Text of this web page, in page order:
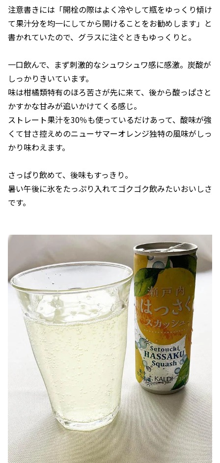
注意書きには「開栓の際はよく冷やして瓶をゆっくり傾け
て果汁分を均一にしてから開けることをお勧めします」と
書かれていたので、グラスに注ぐときもゆっくりと。
一口飲んで、まず刺激的なシュワシュワ感に感激。炭酸が
しっかりきいています。
味は柑橘類特有のほろ苦さが先に来て、後から酸っぱさと
かすかな甘みが追いかけてくる感じ。
ストレート果汁を30％も使っているだけあって、酸味が強
くて甘さ控えめのニューサマーオレンジ独特の風味がしっ
かり味わえます。
さっぱり飲めて、後味もすっきり。
暑い午後に氷をたっぷり入れてゴクゴク飲みたいおいしさ
です。